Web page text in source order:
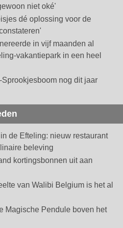
niet oké'
dé oplossing voor de
in vijf maanden al
vakantiepark in een heel
nog dit jaar
de Efteling: nieuw restaurant
beleving
kortingsbonnen uit aan
van Walibi Belgium is het al
Magische Pendule boven het